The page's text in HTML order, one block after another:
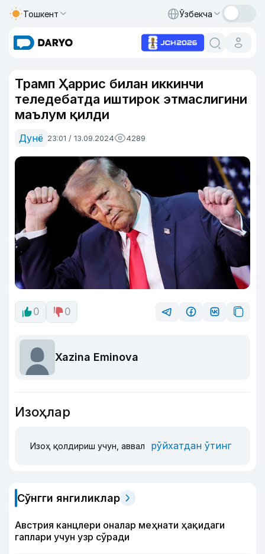
Тошкент Ўзбекча
Трамп Ҳаррис билан иккинчи
теледебатда иштирок этмаслигини
маълум қилди
Дунё 23:01 / 13.09.2024 4289
0 0
Xazina Eminova
Изоҳлар
Изоҳ қолдириш учун, аввал рўйхатдан ўтинг
Сўнгги янгиликлар
Австрия канцлери оналар меҳнати ҳақидаги
гаплари учун узр сўради